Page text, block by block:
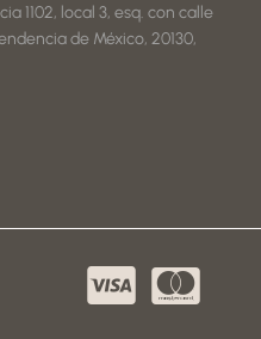
1102, local 3, esq. con calle
de México, 20130,